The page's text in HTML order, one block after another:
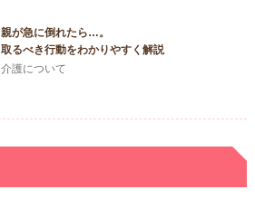
親が急に倒れたら…。
取るべき行動をわかりやすく解説
介護について